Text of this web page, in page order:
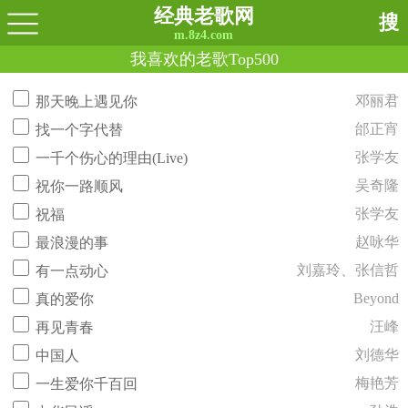
经典老歌网
m.8z4.com
搜
我喜欢的老歌Top500
那天晚上遇见你
邓丽君
找一个字代替
邰正宵
一千个伤心的理由(Live)
张学友
祝你一路顺风
吴奇隆
祝福
张学友
最浪漫的事
赵咏华
有一点动心
刘嘉玲、张信哲
真的爱你
Beyond
再见青春
汪峰
中国人
刘德华
一生爱你千百回
梅艳芳